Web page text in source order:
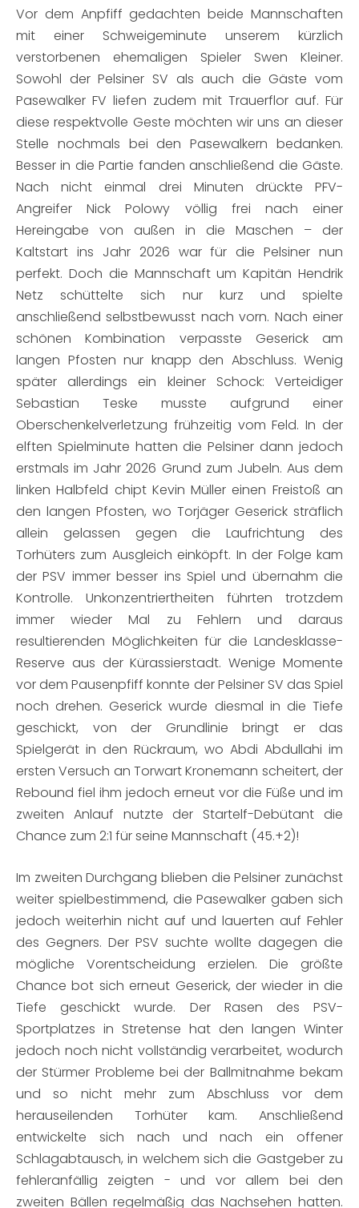
Vor dem Anpfiff gedachten beide Mannschaften
mit einer Schweigeminute unserem kürzlich
verstorbenen ehemaligen Spieler Swen Kleiner.
Sowohl der Pelsiner SV als auch die Gäste vom
Pasewalker FV liefen zudem mit Trauerflor auf. Für
diese respektvolle Geste möchten wir uns an dieser
Stelle nochmals bei den Pasewalkern bedanken.
Besser in die Partie fanden anschließend die Gäste.
Nach nicht einmal drei Minuten drückte PFV-
Angreifer Nick Polowy völlig frei nach einer
Hereingabe von außen in die Maschen – der
Kaltstart ins Jahr 2026 war für die Pelsiner nun
perfekt. Doch die Mannschaft um Kapitän Hendrik
Netz schüttelte sich nur kurz und spielte
anschließend selbstbewusst nach vorn. Nach einer
schönen Kombination verpasste Geserick am
langen Pfosten nur knapp den Abschluss. Wenig
später allerdings ein kleiner Schock: Verteidiger
Sebastian Teske musste aufgrund einer
Oberschenkelverletzung frühzeitig vom Feld. In der
elften Spielminute hatten die Pelsiner dann jedoch
erstmals im Jahr 2026 Grund zum Jubeln. Aus dem
linken Halbfeld chipt Kevin Müller einen Freistoß an
den langen Pfosten, wo Torjäger Geserick sträflich
allein gelassen gegen die Laufrichtung des
Torhüters zum Ausgleich einköpft. In der Folge kam
der PSV immer besser ins Spiel und übernahm die
Kontrolle. Unkonzentriertheiten führten trotzdem
immer wieder Mal zu Fehlern und daraus
resultierenden Möglichkeiten für die Landesklasse-
Reserve aus der Kürassierstadt. Wenige Momente
vor dem Pausenpfiff konnte der Pelsiner SV das Spiel
noch drehen. Geserick wurde diesmal in die Tiefe
geschickt, von der Grundlinie bringt er das
Spielgerät in den Rückraum, wo Abdi Abdullahi im
ersten Versuch an Torwart Kronemann scheitert, der
Rebound fiel ihm jedoch erneut vor die Füße und im
zweiten Anlauf nutzte der Startelf-Debütant die
Chance zum 2:1 für seine Mannschaft (45.+2)!
Im zweiten Durchgang blieben die Pelsiner zunächst
weiter spielbestimmend, die Pasewalker gaben sich
jedoch weiterhin nicht auf und lauerten auf Fehler
des Gegners. Der PSV suchte wollte dagegen die
mögliche Vorentscheidung erzielen. Die größte
Chance bot sich erneut Geserick, der wieder in die
Tiefe geschickt wurde. Der Rasen des PSV-
Sportplatzes in Stretense hat den langen Winter
jedoch noch nicht vollständig verarbeitet, wodurch
der Stürmer Probleme bei der Ballmitnahme bekam
und so nicht mehr zum Abschluss vor dem
herauseilenden Torhüter kam. Anschließend
entwickelte sich nach und nach ein offener
Schlagabtausch, in welchem sich die Gastgeber zu
fehleranfällig zeigten - und vor allem bei den
zweiten Bällen regelmäßig das Nachsehen hatten.